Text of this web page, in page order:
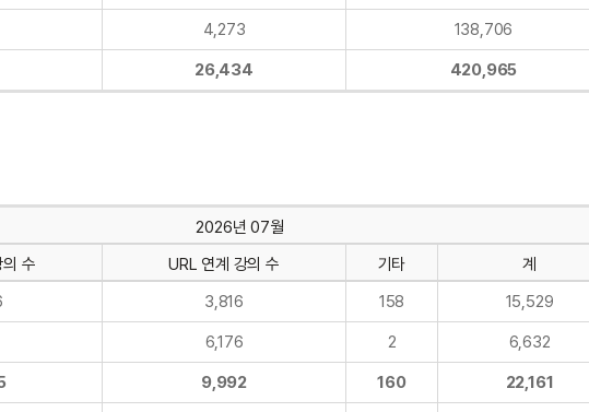
4,273 138,706
26,434 420,965
2026년 07월
수
URL 연계 강의 수 기타 계
3,816 158 15,529
6,176 2 6,632
9,992 160 22,161